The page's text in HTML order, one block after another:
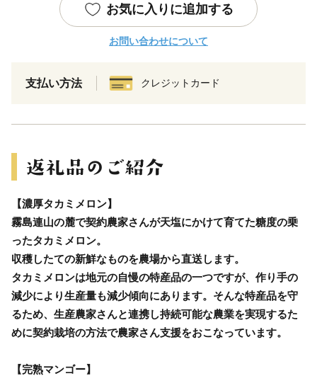
お気に入りに追加する
お問い合わせについて
支払い方法 クレジットカード
【濃厚タカミメロン】
霧島連山の麓で契約農家さんが天塩にかけて育てた糖度の乗
ったタカミメロン。
収穫したての新鮮なものを農場から直送します。
タカミメロンは地元の自慢の特産品の一つですが、作り手の
減少により生産量も減少傾向にあります。そんな特産品を守
るため、生産農家さんと連携し持続可能な農業を実現するた
めに契約栽培の方法で農家さん支援をおこなっています。
【完熟マンゴー】